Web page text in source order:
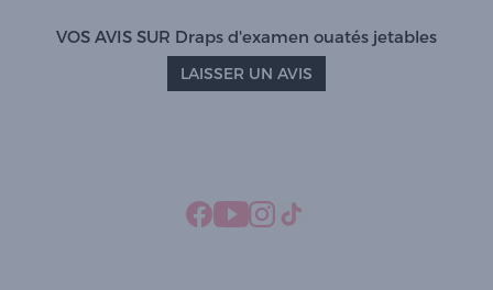
VOS AVIS SUR Draps d'examen ouatés jetables
LAISSER UN AVIS